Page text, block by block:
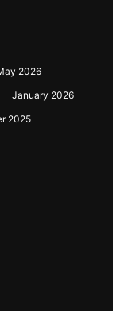
2026
January 2026
2025